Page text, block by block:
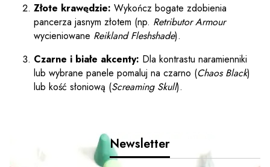
Złote krawędzie: Wykończ bogate zdobienia
pancerza jasnym złotem (np. Retributor Armour
wycieniowane Reikland Fleshshade).
Czarne i białe akcenty: Dla kontrastu naramienniki
lub wybrane panele pomaluj na czarno (Chaos Black)
lub kość słoniową (Screaming Skull).
Newsletter